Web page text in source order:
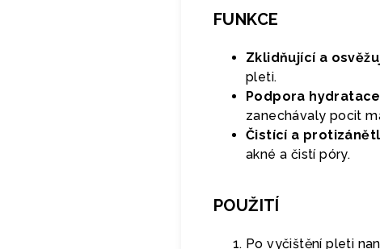
FUNKCE
Zklidňující a
pleti.
Podpora
zanechávaly pocit
Čistící a
akné a čistí póry.
POUŽITÍ
Po vyčištění pleti